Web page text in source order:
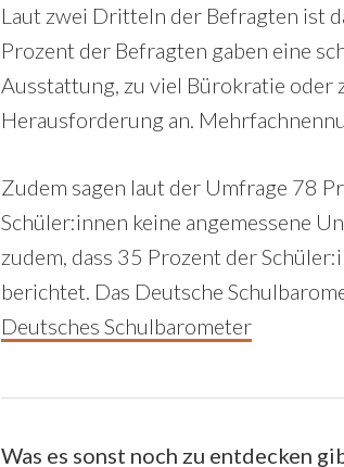
Laut zwei Dritteln der Befragten ist
Prozent der Befragten gaben eine
Ausstattung, zu viel Bürokratie
Herausforderung an.
Zudem sagen laut der Umfrage 78
Schüler:innen keine angemessene
zudem, dass 35 Prozent der
berichtet. Das Deutsche
Deutsches Schulbarometer
Was es sonst noch zu entdecken